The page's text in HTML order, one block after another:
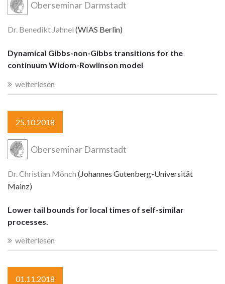
Oberseminar Darmstadt
Dr. Benedikt Jahnel (WIAS Berlin)
Dynamical Gibbs-non-Gibbs transitions for the
continuum Widom-Rowlinson model
weiterlesen
25.10.2018
Oberseminar Darmstadt
Dr. Christian Mönch (Johannes Gutenberg-Universität
Mainz)
Lower tail bounds for local times of self-similar
processes.
weiterlesen
01.11.2018